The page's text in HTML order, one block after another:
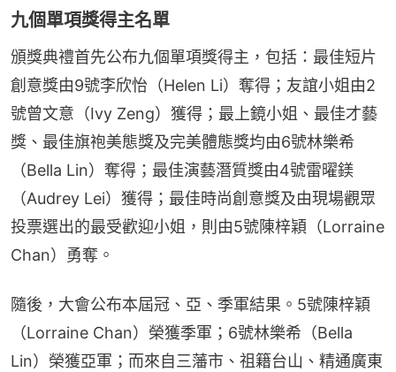
九個單項獎得主名單
頒獎典禮首先公布九個單項獎得主，包括：最佳短片
創意獎由9號李欣怡（Helen Li）奪得；友誼小姐由2
號曾文意（Ivy Zeng）獲得；最上鏡小姐、最佳才藝
獎、最佳旗袍美態獎及完美體態獎均由6號林樂希
（Bella Lin）奪得；最佳演藝潛質獎由4號雷曜鎂
（Audrey Lei）獲得；最佳時尚創意獎及由現場觀眾
投票選出的最受歡迎小姐，則由5號陳梓穎（Lorraine
Chan）勇奪。
隨後，大會公布本屆冠、亞、季軍結果。5號陳梓穎
（Lorraine Chan）榮獲季軍；6號林樂希（Bella
Lin）榮獲亞軍；而來自三藩市、祖籍台山、精通廣東